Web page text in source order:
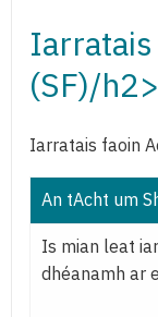
Iarratais
(SF)/h2>
Iarratais faoin
An tAcht um
Is mian leat
dhéanamh ar